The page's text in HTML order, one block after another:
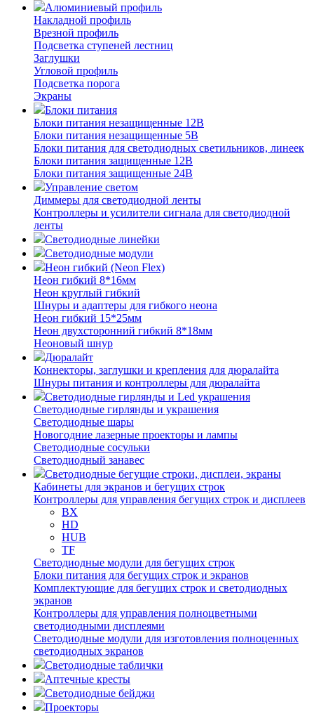
Алюминиевый профиль
Накладной профиль
Врезной профиль
Подсветка ступеней лестниц
Заглушки
Угловой профиль
Подсветка порога
Экраны
Блоки питания
Блоки питания незащищенные 12В
Блоки питания незащищенные 5В
Блоки питания для светодиодных светильников, линеек
Блоки питания защищенные 12В
Блоки питания защищенные 24В
Управление светом
Диммеры для светодиодной ленты
Контроллеры и усилители сигнала для светодиодной
ленты
Светодиодные линейки
Светодиодные модули
Неон гибкий (Neon Flex)
Неон гибкий 8*16мм
Неон круглый гибкий
Шнуры и адаптеры для гибкого неона
Неон гибкий 15*25мм
Неон двухсторонний гибкий 8*18мм
Неоновый шнур
Дюралайт
Коннекторы, заглушки и крепления для дюралайта
Шнуры питания и контроллеры для дюралайта
Светодиодные гирлянды и Led украшения
Светодиодные гирлянды и украшения
Светодиодные шары
Новогодние лазерные проекторы и лампы
Светодиодные сосульки
Светодиодный занавес
Светодиодные бегущие строки, дисплеи, экраны
Кабинеты для экранов и бегущих строк
Контроллеры для управления бегущих строк и дисплеев
BX
HD
HUB
TF
Светодиодные модули для бегущих строк
Блоки питания для бегущих строк и экранов
Комплектующие для бегущих строк и светодиодных
экранов
Контроллеры для управления полноцветными
светодиодными дисплеями
Светодиодные модули для изготовления полноценных
светодиодных экранов
Светодиодные таблички
Аптечные кресты
Светодиодные бейджи
Проекторы